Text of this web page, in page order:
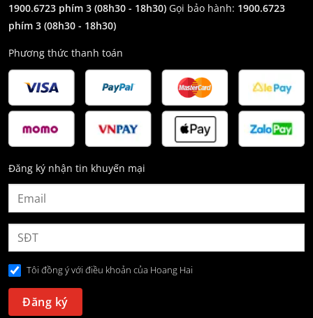
1900.6723 phím 3 (08h30 - 18h30) Gọi bảo hành: 1900.6723
phím 3 (08h30 - 18h30)
Phương thức thanh toán
Đăng ký nhận tin khuyến mại
Tôi đồng ý với điều khoản của Hoang Hai